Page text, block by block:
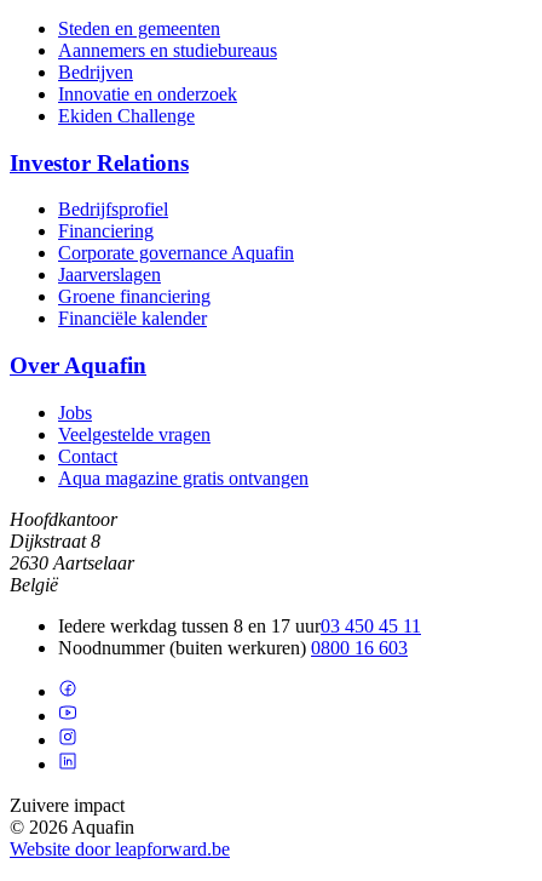
Steden en gemeenten
Aannemers en studiebureaus
Bedrijven
Innovatie en onderzoek
Ekiden Challenge
Investor Relations
Bedrijfsprofiel
Financiering
Corporate governance Aquafin
Jaarverslagen
Groene financiering
Financiële kalender
Over Aquafin
Jobs
Veelgestelde vragen
Contact
Aqua magazine gratis ontvangen
Hoofdkantoor
Dijkstraat 8
2630 Aartselaar
België
Iedere werkdag tussen 8 en 17 uur03 450 45 11
Noodnummer (buiten werkuren) 0800 16 603
Zuivere impact
© 2026 Aquafin
Website door leapforward.be